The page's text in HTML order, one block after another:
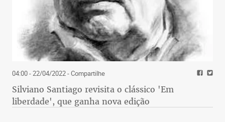
04:00 - 22/04/2022- Compartilhe
Silviano Santiago revisita o clássico 'Em
liberdade', que ganha nova edição